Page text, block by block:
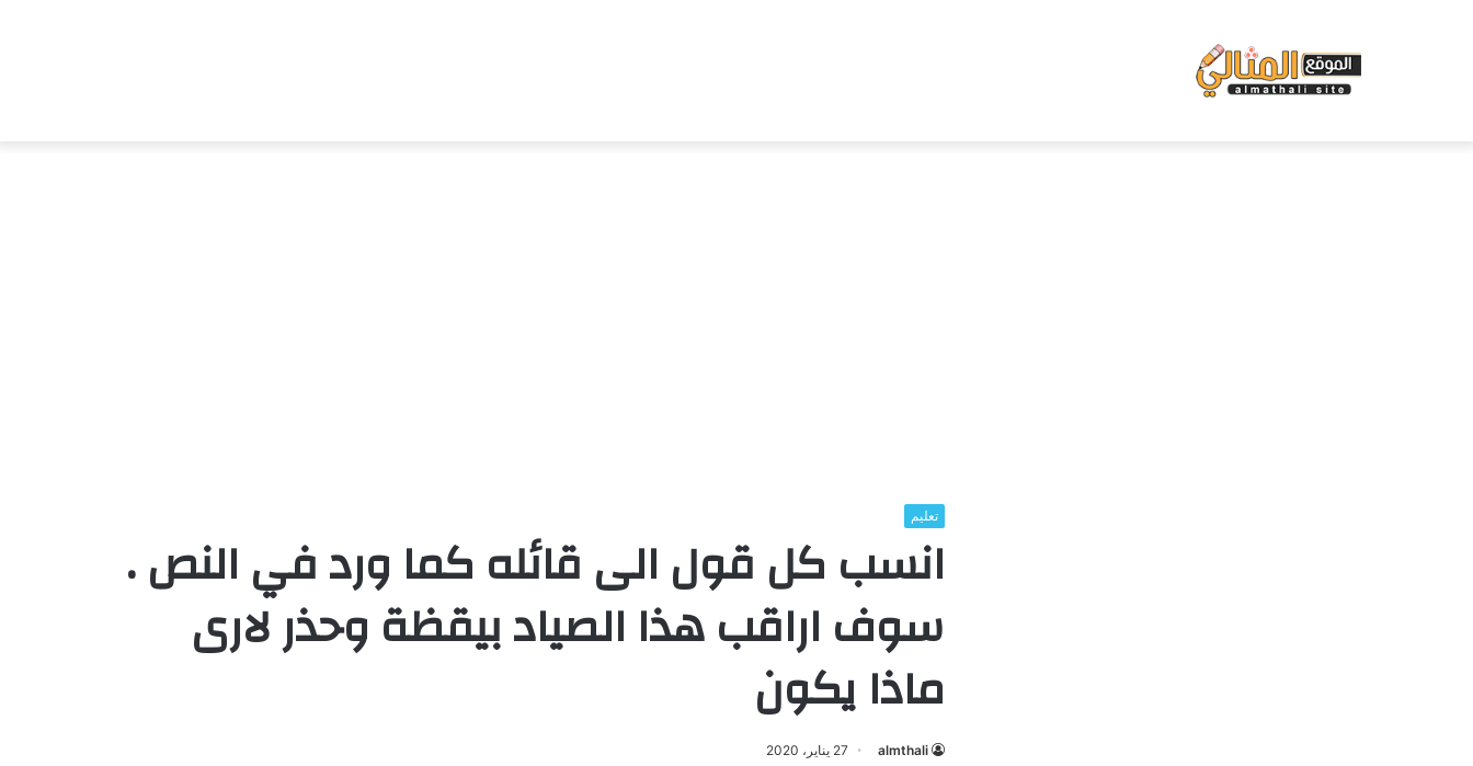
تعليم
انسب كل قول الى قائله كما ورد في النص .
سوف اراقب هذا الصياد بيقظة وحذر لارى
ماذا يكون
almthali 27 يناير، 2020